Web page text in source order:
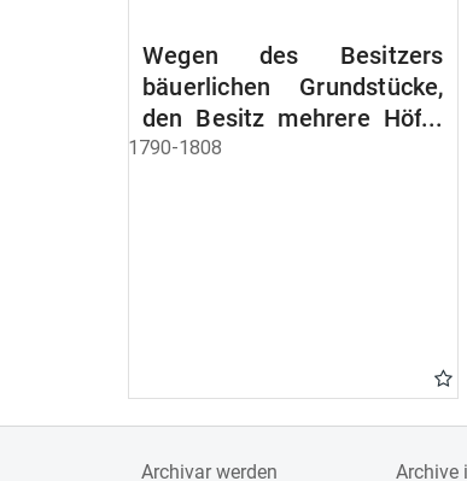
Wegen des Besitzers
bäuerlichen Grundstücke,
den Besitz mehrere Höfe.
Instruction wegen der
1790-1808
Archivar werden Archive